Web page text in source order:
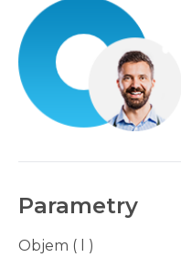
Parametry
Objem ( l )